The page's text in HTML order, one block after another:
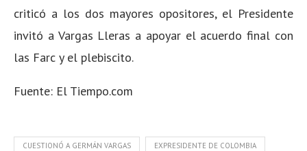
criticó a los dos mayores opositores, el Presidente
invitó a Vargas Lleras a apoyar el acuerdo final con
las Farc y el plebiscito.
Fuente: El Tiempo.com
CUESTIONÓ A GERMÁN VARGAS EXPRESIDENTE DE COLOMBIA